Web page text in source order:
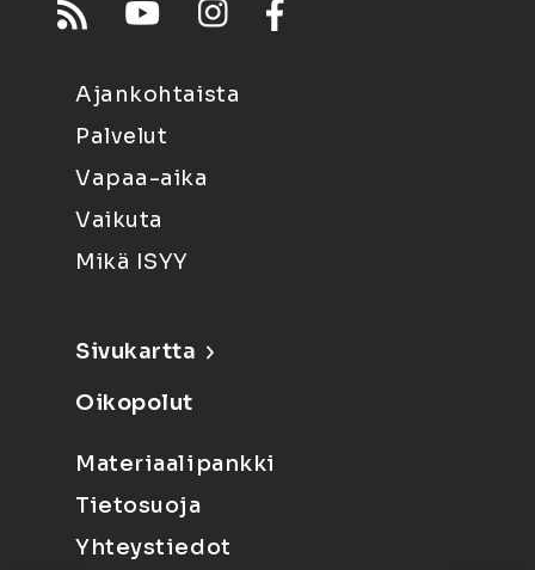
Ajankohtaista
Palvelut
Vapaa-aika
Vaikuta
Mikä ISYY
Sivukartta
Oikopolut
Materiaalipankki
Tietosuoja
Yhteystiedot